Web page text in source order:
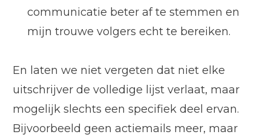
communicatie beter af te stemmen en
mijn trouwe volgers echt te bereiken.
En laten we niet vergeten dat niet elke
uitschrijver de volledige lijst verlaat, maar
mogelijk slechts een specifiek deel ervan.
Bijvoorbeeld geen actiemails meer, maar